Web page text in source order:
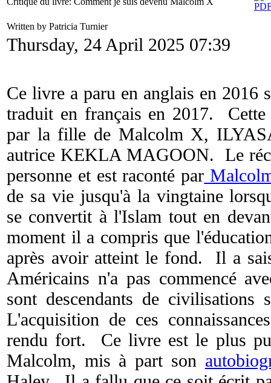
Written by Patricia Turnier
Thursday, 24 April 2025 07:39
Ce livre a paru en anglais en 2016
traduit en français en 2017. Cette
par la fille de Malcolm X,
autrice KEKLA MAGOON. Le
personne et est raconté par
de sa vie jusqu'à la vingtaine
se convertit à l'Islam tout en
moment il a compris que
après avoir atteint le fond. Il a
Américains n'a pas commencé
sont descendants de
L'acquisition de ces
rendu fort. Ce livre est le plus
Malcolm, mis à part son